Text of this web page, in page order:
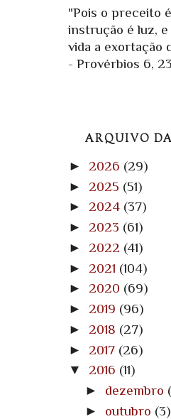
"Pois o preceito
instrução é luz, e
vida a exortação
- Provérbios 6, 23
ARQUIVO
► 2026 (29)
► 2025 (51)
► 2024 (37)
► 2023 (61)
► 2022 (41)
► 2021 (104)
► 2020 (69)
► 2019 (96)
► 2018 (27)
► 2017 (26)
▼ 2016 (11)
► dezembro
► outubro (3)